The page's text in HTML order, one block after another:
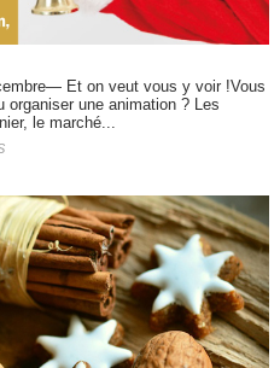
Et on veut vous y voir !Vous
une animation ? Les
le marché...